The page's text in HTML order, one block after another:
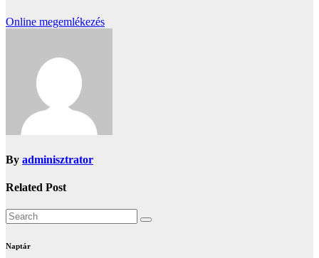
Bejegyzés
Online megemlékezés
By adminisztrator
Related Post
Naptár